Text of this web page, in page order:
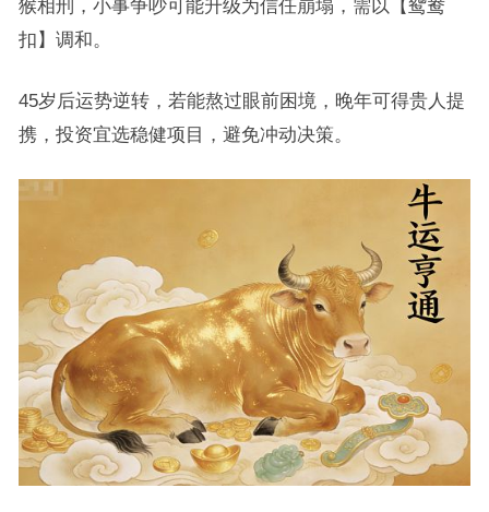
猴相刑，小事争吵可能升级为信任崩塌，需以【鸳鸯
扣】调和。
45岁后运势逆转，若能熬过眼前困境，晚年可得贵人提
携，投资宜选稳健项目，避免冲动决策。